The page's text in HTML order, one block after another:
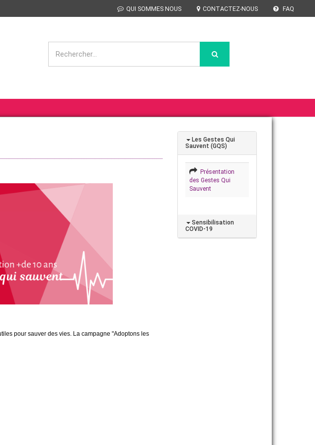
QUI SOMMES NOUS CONTACTEZ-NOUS FAQ
pour sauver des vies. La campagne "Adoptons les
Les Gestes Qui
Sauvent (GQS)
Présentation
des Gestes Qui
Sauvent
Sensibilisation
COVID-19